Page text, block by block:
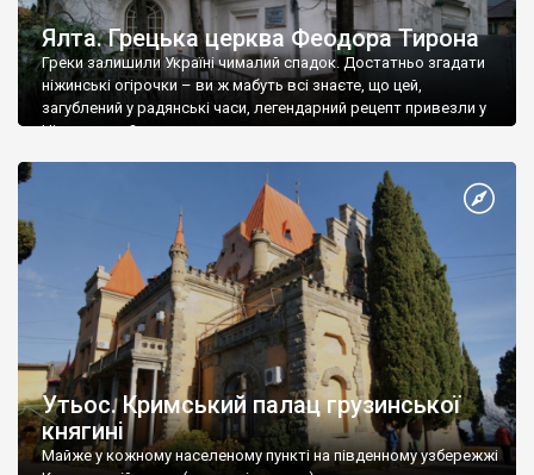
Ялта. Грецька церква Феодора Тирона
Греки залишили Україні чималий спадок. Достатньо згадати
ніжинські огірочки – ви ж мабуть всі знаєте, що цей,
загублений у радянські часи, легендарний рецепт привезли у
Ніжин греки?
Утьос. Кримський палац грузинської
княгині
Майже у кожному населеному пункті на південному узбережжі